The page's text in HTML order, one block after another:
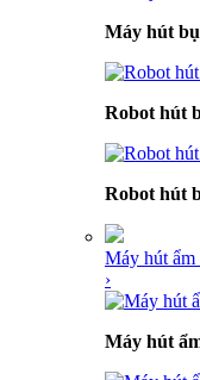
Máy hút
Robot hút
Robot hút
Máy hút ẩm
›
Máy hút